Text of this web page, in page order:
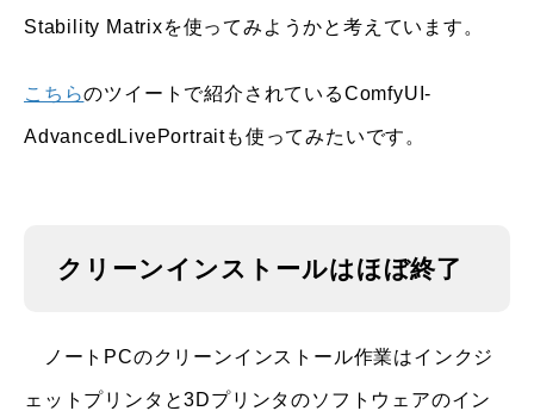
Stability Matrixを使ってみようかと考えています。
こちらのツイートで紹介されているComfyUI-
AdvancedLivePortraitも使ってみたいです。
クリーンインストールはほぼ終了
ノートPCのクリーンインストール作業はインクジ
ェットプリンタと3Dプリンタのソフトウェアのイン